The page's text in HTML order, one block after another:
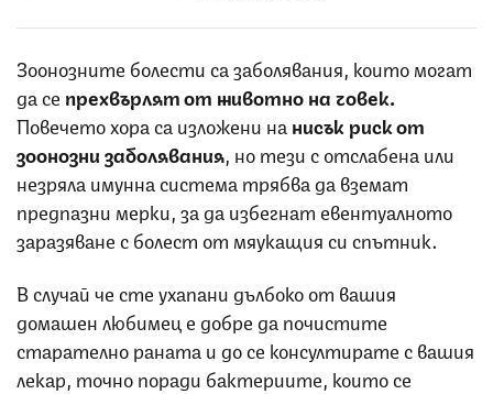
Зоонозните болести са заболявания, които могат
да се прехвърлят от животно на човек.
Повечето хора са изложени на нисък риск от
зоонозни заболявания , но тези с отслабена или
незряла имунна система трябва да вземат
предпазни мерки, за да избегнат евентуалното
заразяване с болест от мяукащия си спътник.
В случай че сте ухапани дълбоко от вашия
домашен любимец е добре да почистите
старателно раната и до се консултирате с вашия
лекар, точно поради бактериите, които се